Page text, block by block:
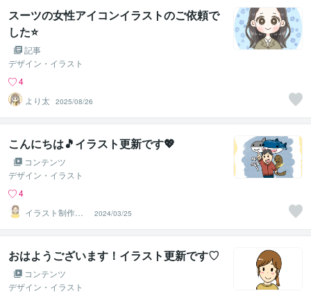
スーツの女性アイコンイラストのご依頼で
した⭐
記事
デザイン・イラスト
4
より太
2025/08/26
こんにちは🎵イラスト更新です💖
コンテンツ
デザイン・イラスト
4
イラスト制作所
はれ
2024/03/25
おはようございます！イラスト更新です♡
コンテンツ
デザイン・イラスト